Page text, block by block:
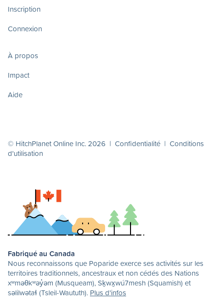
Inscription
Connexion
À propos
Impact
Aide
© HitchPlanet Online Inc. 2026 | Confidentialité | Conditions
d'utilisation
Fabriqué au Canada
Nous reconnaissons que Poparide exerce ses activités sur les
territoires traditionnels, ancestraux et non cédés des Nations
xʷməθkʷəy̓əm (Musqueam), Sḵwx̱wú7mesh (Squamish) et
səlilwətaɬ (Tsleil-Waututh). Plus d'infos